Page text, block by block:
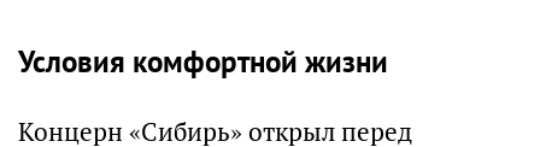
Условия комфортной жизни
Концерн «Сибирь» открыл перед